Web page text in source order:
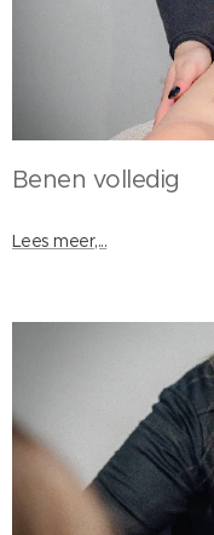
Benen
Lees meer,...